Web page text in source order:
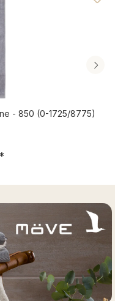
- 850 (0-1725/8775)
Preis:
*